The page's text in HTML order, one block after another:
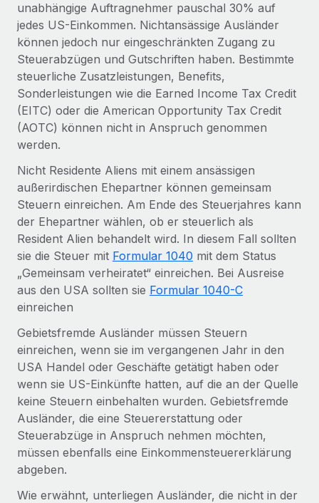
Auch im neuen Jahr wollen wir bei Remote Unternehmen
aller Größen dabei unterstützen, die beste...
Mehr erfahren
Wie Phiture 55 Mitarbeiter:innen in 19 Ländern
mit Remote verwaltet
Phiture ist der unumstrittene Marktführer im Bereich der
Wachstumsberatung für mobile Apps. Das...
Mehr erfahren
unabhängige Auftragnehmer pauschal 30% auf
jedes US-Einkommen. Nichtansässige Ausländer
können jedoch nur eingeschränkten Zugang zu
Steuerabzügen und Gutschriften haben. Bestimmte
steuerliche Zusatzleistungen, Benefits,
Sonderleistungen wie die Earned Income Tax Credit
(EITC) oder die American Opportunity Tax Credit
(AOTC) können nicht in Anspruch genommen
werden.
Nicht Residente Aliens mit einem ansässigen
außerirdischen Ehepartner können gemeinsam
Steuern einreichen. Am Ende des Steuerjahres kann
der Ehepartner wählen, ob er steuerlich als
Resident Alien behandelt wird. In diesem Fall sollten
sie die Steuer mit Formular 1040 mit dem Status
„Gemeinsam verheiratet“ einreichen. Bei Ausreise
aus den USA sollten sie Formular 1040-C
einreichen
Gebietsfremde Ausländer müssen Steuern
einreichen, wenn sie im vergangenen Jahr in den
USA Handel oder Geschäfte getätigt haben oder
wenn sie US-Einkünfte hatten, auf die an der Quelle
keine Steuern einbehalten wurden. Gebietsfremde
Ausländer, die eine Steuererstattung oder
Steuerabzüge in Anspruch nehmen möchten,
müssen ebenfalls eine Einkommensteuererklärung
abgeben.
Wie erwähnt, unterliegen Ausländer, die nicht in der